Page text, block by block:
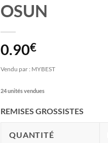
OSUN
0.90€
Vendu par : MYBEST
24 unités vendues
REMISES GROSSISTES
QUANTITÉ